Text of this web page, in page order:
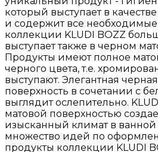
который выступает в
и содержит все
коллекции KLUDI BOZZ
выступает также в черном
Продукты имеют полное
черного цвета, т.е.
выступают. Элегантная
поверхность в сочетании с
выглядит ослепительно.
матовой поверхностью
изысканный климат в
множество идей по
продукты коллекции KLUDI